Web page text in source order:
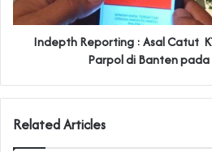
Indepth Reporting : Asal Catut
Parpol di Banten pada
Related Articles